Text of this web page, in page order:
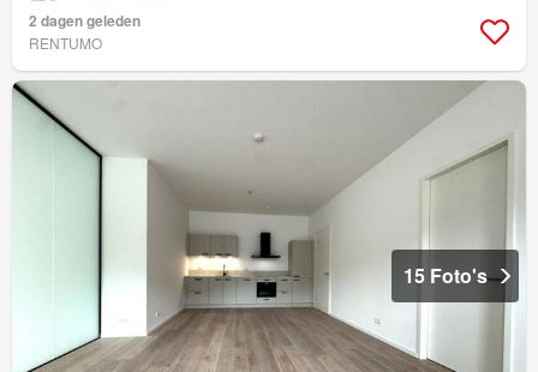
2 dagen geleden
RENTUMO
15 Foto's